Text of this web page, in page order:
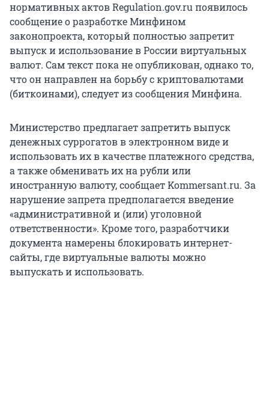
нормативных актов Regulation.gov.ru появилось
сообщение о разработке Минфином
законопроекта, который полностью запретит
выпуск и использование в России виртуальных
валют. Сам текст пока не опубликован, однако то,
что он направлен на борьбу с криптовалютами
(биткоинами), следует из сообщения Минфина.
Министерство предлагает запретить выпуск
денежных суррогатов в электронном виде и
использовать их в качестве платежного средства,
а также обменивать их на рубли или
иностранную валюту, сообщает Kommersant.ru. За
нарушение запрета предполагается введение
«административной и (или) уголовной
ответственности». Кроме того, разработчики
документа намерены блокировать интернет-
сайты, где виртуальные валюты можно
выпускать и использовать.